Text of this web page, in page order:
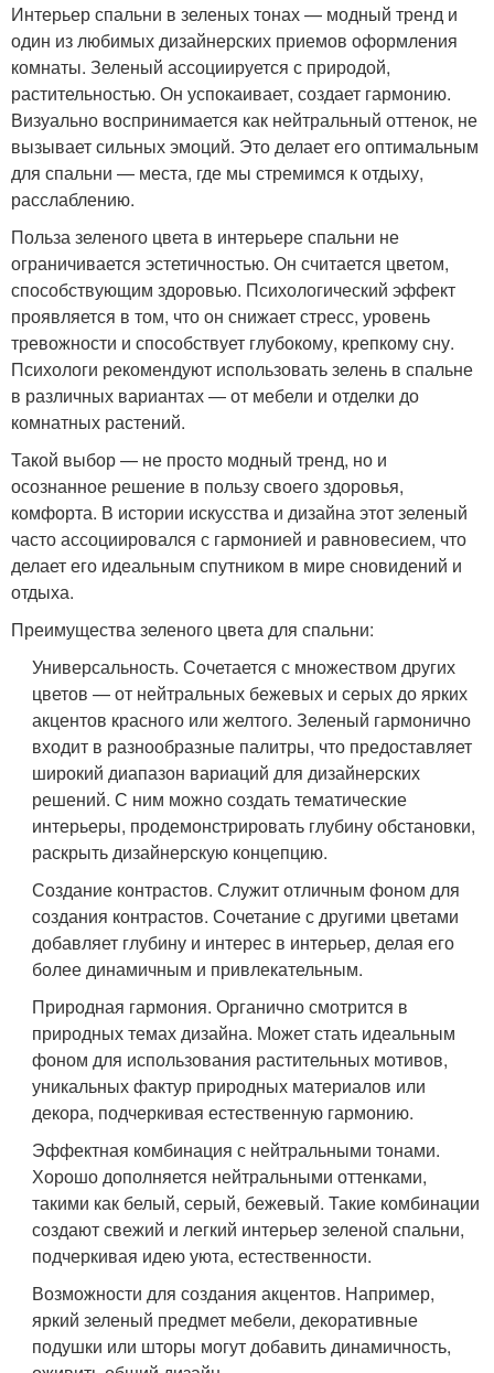
Интерьер спальни в зеленых тонах — модный тренд и
один из любимых дизайнерских приемов оформления
комнаты. Зеленый ассоциируется с природой,
растительностью. Он успокаивает, создает гармонию.
Визуально воспринимается как нейтральный оттенок, не
вызывает сильных эмоций. Это делает его оптимальным
для спальни — места, где мы стремимся к отдыху,
расслаблению.
Польза зеленого цвета в интерьере спальни не
ограничивается эстетичностью. Он считается цветом,
способствующим здоровью. Психологический эффект
проявляется в том, что он снижает стресс, уровень
тревожности и способствует глубокому, крепкому сну.
Психологи рекомендуют использовать зелень в спальне
в различных вариантах — от мебели и отделки до
комнатных растений.
Такой выбор — не просто модный тренд, но и
осознанное решение в пользу своего здоровья,
комфорта. В истории искусства и дизайна этот зеленый
часто ассоциировался с гармонией и равновесием, что
делает его идеальным спутником в мире сновидений и
отдыха.
Преимущества зеленого цвета для спальни:
Универсальность. Сочетается с множеством других
цветов — от нейтральных бежевых и серых до ярких
акцентов красного или желтого. Зеленый гармонично
входит в разнообразные палитры, что предоставляет
широкий диапазон вариаций для дизайнерских
решений. С ним можно создать тематические
интерьеры, продемонстрировать глубину обстановки,
раскрыть дизайнерскую концепцию.
Создание контрастов. Служит отличным фоном для
создания контрастов. Сочетание с другими цветами
добавляет глубину и интерес в интерьер, делая его
более динамичным и привлекательным.
Природная гармония. Органично смотрится в
природных темах дизайна. Может стать идеальным
фоном для использования растительных мотивов,
уникальных фактур природных материалов или
декора, подчеркивая естественную гармонию.
Эффектная комбинация с нейтральными тонами.
Хорошо дополняется нейтральными оттенками,
такими как белый, серый, бежевый. Такие комбинации
создают свежий и легкий интерьер зеленой спальни,
подчеркивая идею уюта, естественности.
Возможности для создания акцентов. Например,
яркий зеленый предмет мебели, декоративные
подушки или шторы могут добавить динамичность,